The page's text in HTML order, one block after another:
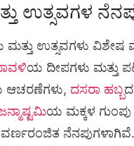
ಉತ್ಸವಗಳ
ಮತ್ತು ಉತ್ಸವಗಳು ವಿಶೇಷ
ಯ ದೀಪಗಳು ಮತ್ತು
ದಸರಾ ಹಬ್ಬದ
ಜನ್ಮಾಷ್ಟಮಿಯ ಮಕ್ಕಳ ಗುಂಪು
ನೆನಪುಗಳಾಗಿವೆ.